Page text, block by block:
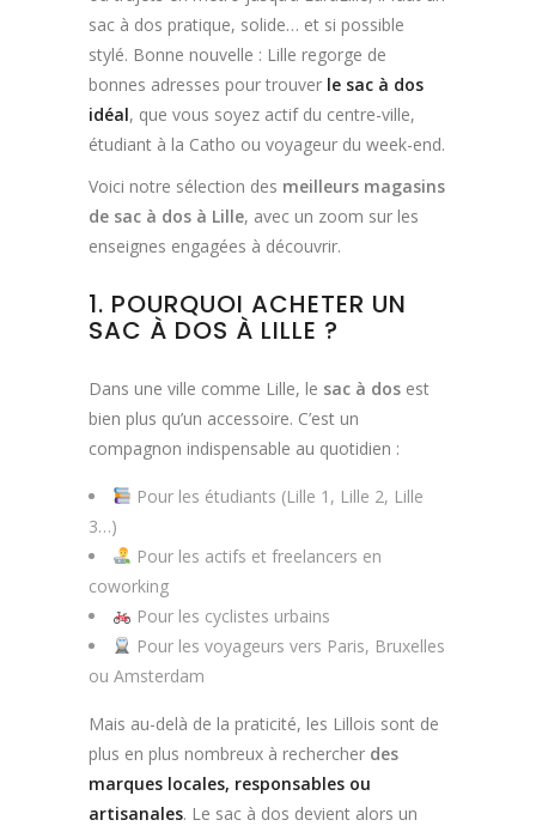
sac à dos pratique, solide… et si possible
stylé. Bonne nouvelle : Lille regorge de
bonnes adresses pour trouver le sac à dos
idéal, que vous soyez actif du centre-ville,
étudiant à la Catho ou voyageur du week-end.
Voici notre sélection des meilleurs magasins
de sac à dos à Lille, avec un zoom sur les
enseignes engagées à découvrir.
1. POURQUOI ACHETER UN
SAC À DOS À LILLE ?
Dans une ville comme Lille, le sac à dos est
bien plus qu’un accessoire. C’est un
compagnon indispensable au quotidien :
Pour les étudiants (Lille 1, Lille 2, Lille
3…)
Pour les actifs et freelancers en
coworking
Pour les cyclistes urbains
Pour les voyageurs vers Paris, Bruxelles
ou Amsterdam
Mais au-delà de la praticité, les Lillois sont de
plus en plus nombreux à rechercher des
marques locales, responsables ou
artisanales. Le sac à dos devient alors un